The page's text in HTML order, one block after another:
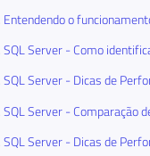
Entendendo o
SQL Server - Como
SQL Server - Dicas de
SQL Server - Comparação
SQL Server - Dicas de